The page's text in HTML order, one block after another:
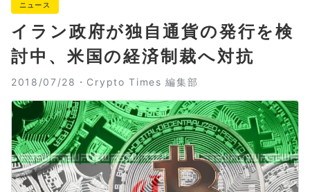
ニュース
イラン政府が独自通貨の発行を検
討中、米国の経済制裁へ対抗
2018/07/28・ Crypto Times 編集部